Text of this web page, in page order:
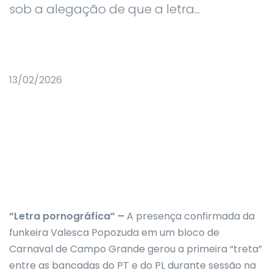
sob a alegação de que a letra...
13/02/2026
“Letra pornográfica” – A presença confirmada da
funkeira Valesca Popozuda em um bloco de
Carnaval de Campo Grande gerou a primeira “treta”
entre as bancadas do PT e do PL durante sessão na